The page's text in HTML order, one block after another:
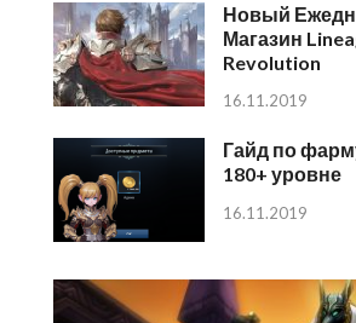
Новый
Магазин
Revolution
16.11.2019
Гайд по
180+ уровне
16.11.2019